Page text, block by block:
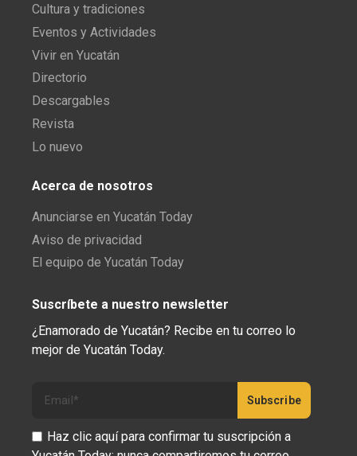
Cultura y tradiciones
Eventos y Actividades
Vivir en Yucatán
Directorio
Descargables
Revista
Lo nuevo
Acerca de nosotros
Anunciarse en Yucatán Today
Aviso de privacidad
El equipo de Yucatán Today
Suscríbete a nuestro newsletter
¿Enamorado de Yucatán? Recibe en tu correo lo
mejor de Yucatán Today.
Haz clic aquí para confirmar tu suscripción a